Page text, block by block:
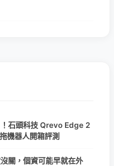
石頭科技 Qrevo Edge 2
機器人開箱評測
關，個資可能早就在外